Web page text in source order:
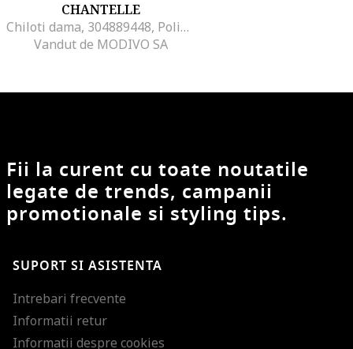
CHANTELLE
Chiloti dama, 304889448, Poliamida/Elastan, Bej, Bej
Vandut de MODIVO SA
Fii la curent cu toate noutatile
legate de trends, campanii
promotionale si styling tips.
SUPORT SI ASISTENTA
Intrebari frecvente
Informatii retur
Informatii despre cookies